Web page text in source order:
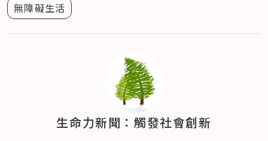
無障礙生活
生命力新聞：觸發社會創新